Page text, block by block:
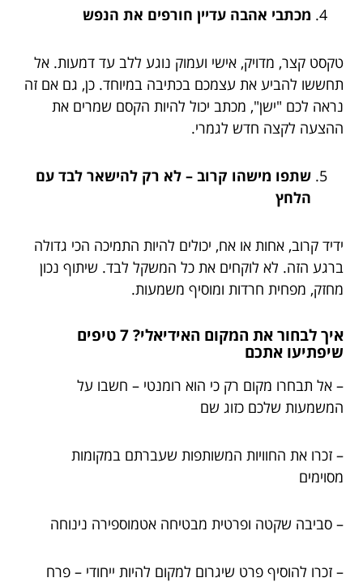
מכתבי אהבה עדיין חורפים את הנפש
טקסט קצר, מדויק, אישי ועמוק נוגע ללב עד דמעות. אל
תחששו להביע את עצמכם בכתיבה במיוחד. כן, גם אם זה
נראה לכם "ישן", מכתב יכול להיות הקסם שמרים את
ההצעה לקצה חדש לגמרי.
שתפו מישהו קרוב – לא רק להישאר לבד עם
הלחץ
ידיד קרוב, אחות או אח, יכולים להיות התמיכה הכי גדולה
ברגע הזה. לא לוקחים את כל המשקל לבד. שיתוף נכון
מחזק, מפחית חרדות ומוסיף משמעות.
איך לבחור את המקום האידיאלי? 7 טיפים
שיפתיעו אתכם
– אל תבחרו מקום רק כי הוא רומנטי – חשבו על
המשמעות שלכם כזוג שם
– זכרו את החוויות המשותפות שעברתם במקומות
מסוימים
– סביבה שקטה ופרטית מבטיחה אטמוספירה נינוחה
– זכרו להוסיף פרט שיגרום למקום להיות ייחודי – פרח